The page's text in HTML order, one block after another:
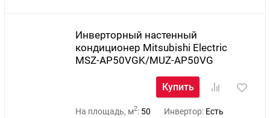
Инверторный настенный
кондиционер Mitsubishi Electric
MSZ-AP50VGK/MUZ-AP50VG
Купить
На площадь, м2: 50 Инвертор: Есть